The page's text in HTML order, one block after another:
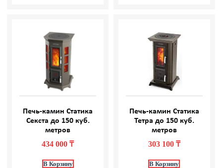
Печь-камин Статика
Секста до 150 куб.
метров
434 000₸
В Корзину
Печь-камин Статика
Тетра до 150 куб.
метров
303 100 ₸
В Корзину